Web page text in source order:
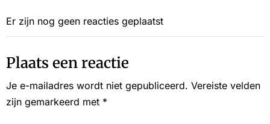
Er zijn nog geen reacties geplaatst
Plaats een reactie
Je e-mailadres wordt niet gepubliceerd. Vereiste velden
zijn gemarkeerd met *